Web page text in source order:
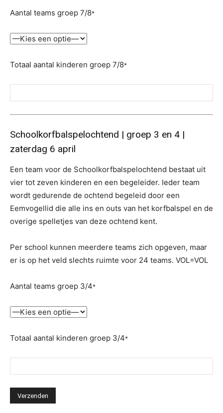
Aantal teams groep 7/8*
Totaal aantal kinderen groep 7/8*
Schoolkorfbalspelochtend | groep 3 en 4 |
zaterdag 6 april
Een team voor de Schoolkorfbalspelochtend bestaat uit
vier tot zeven kinderen en een begeleider. Ieder team
wordt gedurende de ochtend begeleid door een
Eemvogellid die alle ins en outs van het korfbalspel en de
overige spelletjes van deze ochtend kent.
Per school kunnen meerdere teams zich opgeven, maar
er is op het veld slechts ruimte voor 24 teams. VOL=VOL
Aantal teams groep 3/4*
Totaal aantal kinderen groep 3/4*